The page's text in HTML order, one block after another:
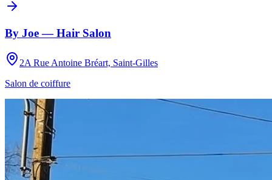
By Joe — Hair Salon
2A Rue Antoine Bréart, Saint-Gilles
Salon de coiffure